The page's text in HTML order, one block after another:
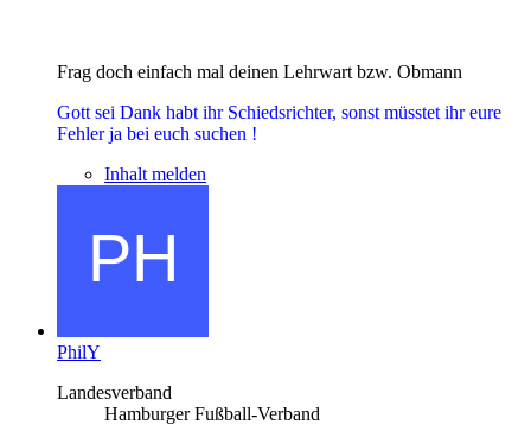
Frag doch einfach mal deinen Lehrwart bzw. Obmann
Gott sei Dank habt ihr Schiedsrichter, sonst müsstet ihr eure
Fehler ja bei euch suchen !
Inhalt melden
PhilY
Landesverband
Hamburger Fußball-Verband